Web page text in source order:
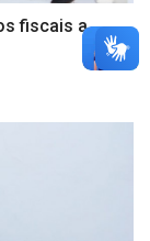
fiscais a